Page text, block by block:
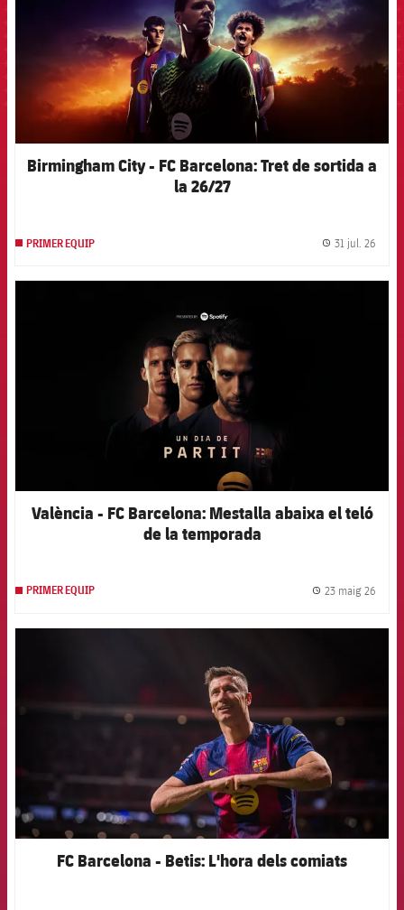
Birmingham City - FC Barcelona: Tret de sortida a
la 26/27
PRIMER EQUIP 31 jul. 26
València - FC Barcelona: Mestalla abaixa el teló
de la temporada
PRIMER EQUIP 23 maig 26
FC Barcelona - Betis: L'hora dels comiats